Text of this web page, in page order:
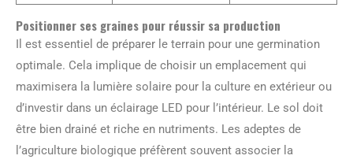
Positionner ses graines pour réussir sa production
Il est essentiel de préparer le terrain pour une germination
optimale. Cela implique de choisir un emplacement qui
maximisera la lumière solaire pour la culture en extérieur ou
d’investir dans un éclairage LED pour l’intérieur. Le sol doit
être bien drainé et riche en nutriments. Les adeptes de
l’agriculture biologique préfèrent souvent associer la